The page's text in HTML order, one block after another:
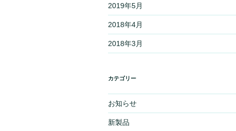
2019年5月
2018年4月
2018年3月
カテゴリー
お知らせ
新製品